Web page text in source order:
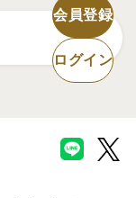
会員登録
ログイン